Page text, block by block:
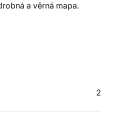
a věrná mapa.
2